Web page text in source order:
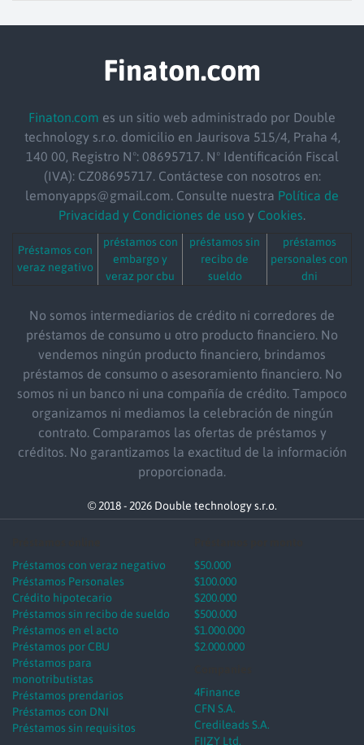
Finaton.com
Finaton.com es un sitio web administrado por Double
technology s.r.o. domicilio en Jaurisova 515/4, Praha 4,
140 00, Registro Nº: 08695717. Nº Identificación Fiscal
(IVA): CZ08695717. Contáctese con nosotros en:
lemonyapps@gmail.com. Consulte nuestra Política de
Privacidad y Condiciones de uso y Cookies.
Préstamos con
veraz negativo
préstamos con
embargo y
veraz por cbu
préstamos sin
recibo de
sueldo
préstamos
personales con
dni
No somos intermediarios de crédito ni corredores de
préstamos de consumo u otro producto financiero. No
vendemos ningún producto financiero, brindamos
préstamos de consumo o asesoramiento financiero. No
somos ni un banco ni una compañía de crédito. Tampoco
organizamos ni mediamos la celebración de ningún
contrato. Comparamos las ofertas de préstamos y
créditos. No garantizamos la exactitud de la información
proporcionada.
© 2018 - 2026 Double technology s.r.o.
Préstamos con veraz negativo
Préstamos Personales
Crédito hipotecario
Préstamos sin recibo de sueldo
Préstamos en el acto
Préstamos por CBU
Préstamos para
monotributistas
Préstamos prendarios
Préstamos con DNI
Préstamos sin requisitos
$50.000
$100.000
$200.000
$500.000
$1.000.000
$2.000.000
4Finance
CFN S.A.
Credileads S.A.
FIIZY Ltd.